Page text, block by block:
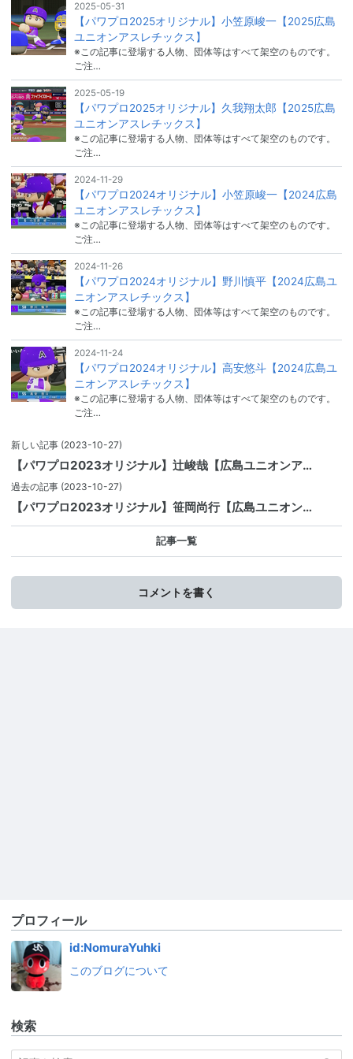
2025-05-31
【パワプロ2025オリジナル】小笠原峻一【2025広島
ユニオンアスレチックス】
※この記事に登場する人物、団体等はすべて架空のものです。
ご注…
2025-05-19
【パワプロ2025オリジナル】久我翔太郎【2025広島
ユニオンアスレチックス】
※この記事に登場する人物、団体等はすべて架空のものです。
ご注…
2024-11-29
【パワプロ2024オリジナル】小笠原峻一【2024広島
ユニオンアスレチックス】
※この記事に登場する人物、団体等はすべて架空のものです。
ご注…
2024-11-26
【パワプロ2024オリジナル】野川慎平【2024広島ユ
ニオンアスレチックス】
※この記事に登場する人物、団体等はすべて架空のものです。
ご注…
2024-11-24
【パワプロ2024オリジナル】高安悠斗【2024広島ユ
ニオンアスレチックス】
※この記事に登場する人物、団体等はすべて架空のものです。
ご注…
新しい記事 (2023-10-27)
【パワプロ2023オリジナル】辻峻哉【広島ユニオンア…
過去の記事 (2023-10-27)
【パワプロ2023オリジナル】笹岡尚行【広島ユニオン…
記事一覧
コメントを書く
プロフィール
id:NomuraYuhki
このブログについて
検索